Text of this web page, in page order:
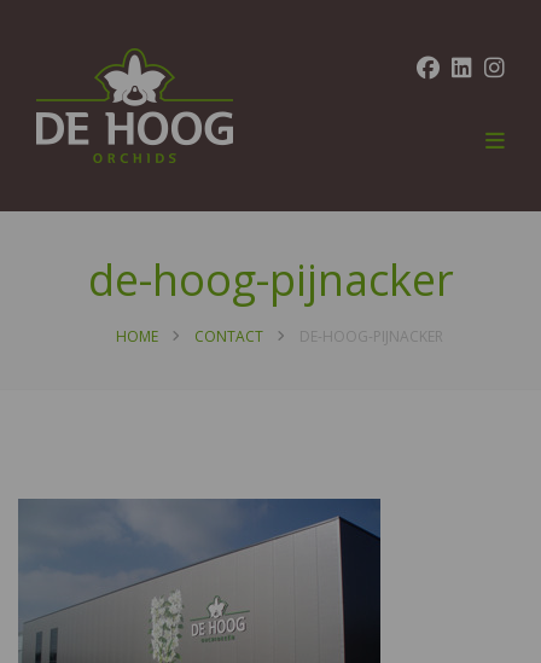
de-hoog-pijnacker
HOME CONTACT DE-HOOG-PIJNACKER